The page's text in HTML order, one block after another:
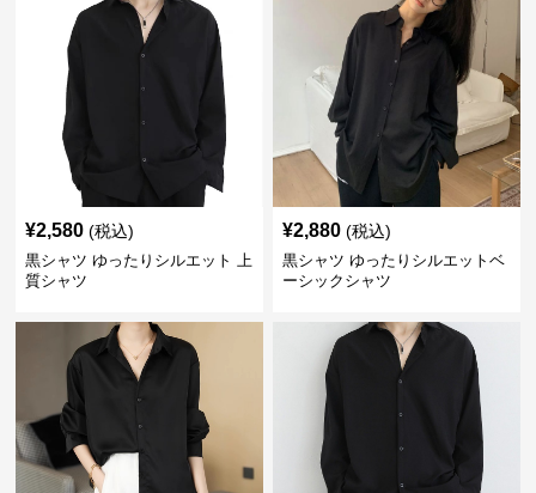
¥2,580 (税込)
黒シャツ ゆったりシルエット 上
質シャツ
¥2,880 (税込)
黒シャツ ゆったりシルエットベ
ーシックシャツ